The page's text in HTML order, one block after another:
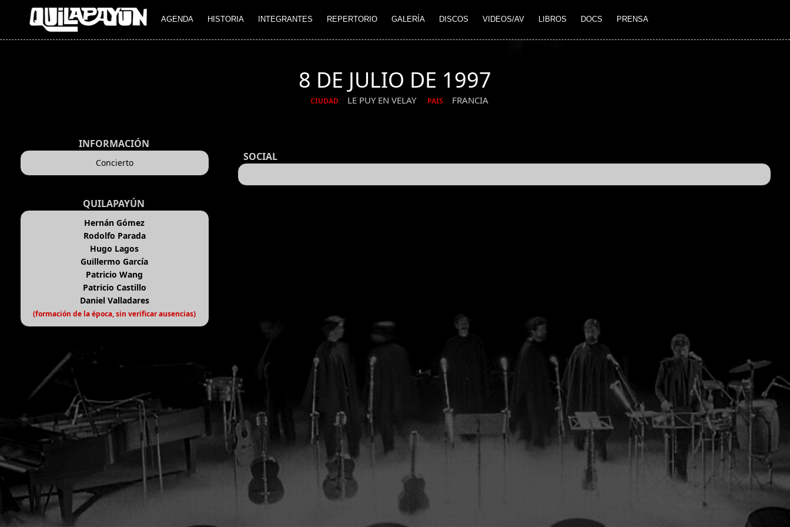
AGENDA HISTORIA INTEGRANTES REPERTORIO GALERÍA DISCOS VIDEOS/AV LIBROS DOCS PRENSA
8 DE JULIO DE 1997
CIUDAD LE PUY EN VELAY PAIS FRANCIA
INFORMACIÓN
Concierto
QUILAPAYÚN
Hernán Gómez
Rodolfo Parada
Hugo Lagos
Guillermo García
Patricio Wang
Patricio Castillo
Daniel Valladares
(formación de la época, sin verificar ausencias)
SOCIAL